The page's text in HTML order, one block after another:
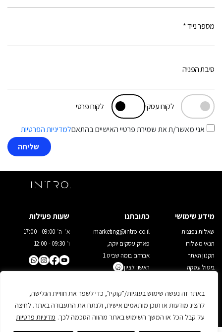
באתר זה נעשה שימוש בעוגיות/"קוקיז", כדי לשפר את חוויית הגלישה,
להציג מודעות או תוכן מותאמים אישית, ולנתח את התעבורה באתר. לחיצה
על קבל הכל או המשך השימוש באתר מהווה הסכמה לכך. מדיניות פרטיות
מספר נייד *
לקוח עסקי לקוח פרטי
סיבת הפניה
אני מאשר/ת את שמירת פרטיי האישיים בהתאםלמדיניות הפרטיות
מידע שימושי
שאלות נפוצות
תנאי משלוח
תקנון האתר
ביטול עסקה
שעות פעילות
א׳- ה׳ 09:00 - 17:00
ו׳ 09:30 - 12:00
כתובתנו
marketing@intro.co.il
פארק עסקים יוקה,
אברהם בומה שביט 1
ראשון לציון
אפיון ועיצוב אתרים: משק 8